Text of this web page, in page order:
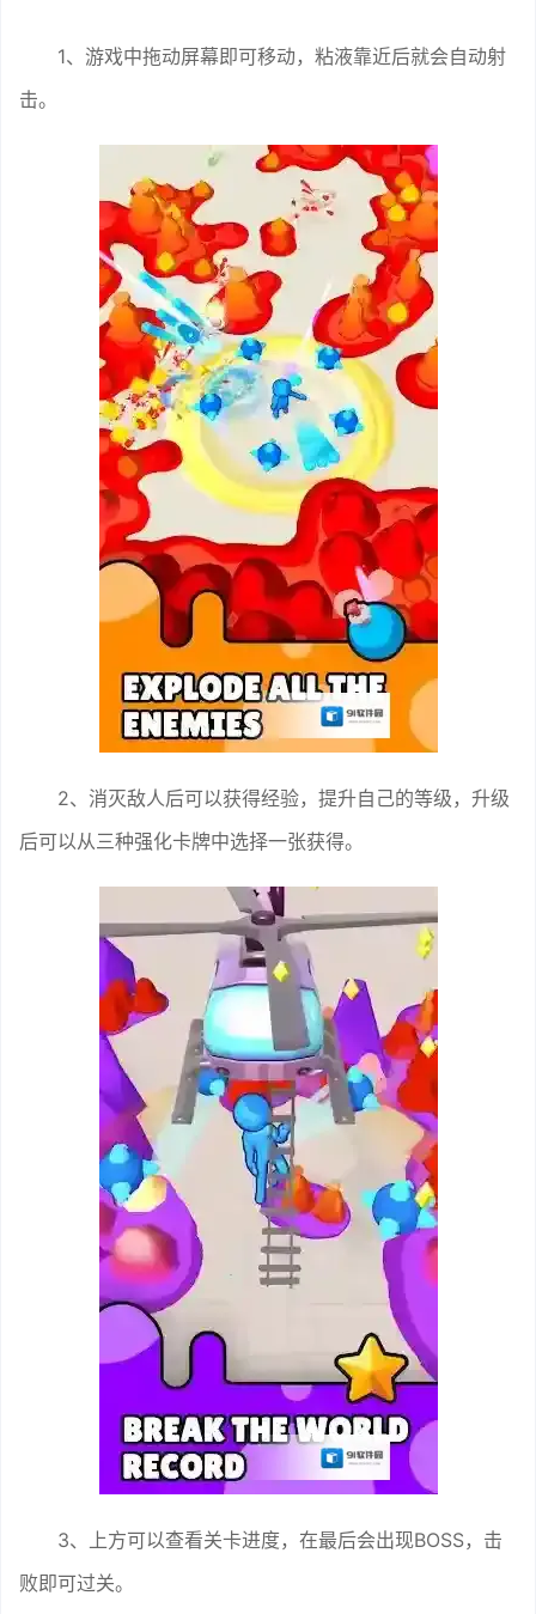
1、游戏中拖动屏幕即可移动，粘液靠近后就会自动射
击。
2、消灭敌人后可以获得经验，提升自己的等级，升级
后可以从三种强化卡牌中选择一张获得。
3、上方可以查看关卡进度，在最后会出现BOSS，击
败即可过关。